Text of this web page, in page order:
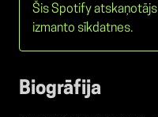
Šis Spotify atskaņotājs
izmanto sīkdatnes.
Biogrāfija